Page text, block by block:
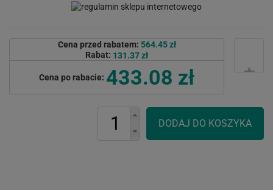
Cena przed rabatem: 564.45 zł
Rabat: 131.37 zł
Cena po rabacie: 433.08 zł